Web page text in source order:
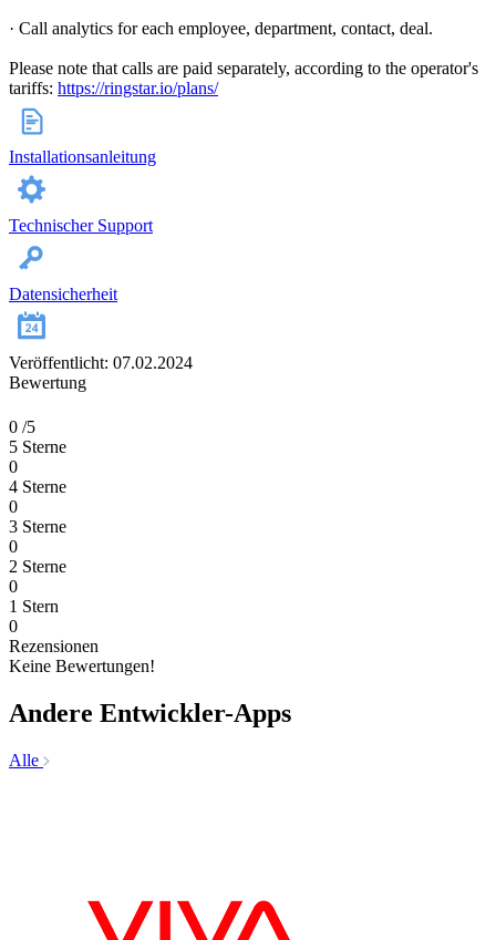
· Call analytics for each employee, department, contact, deal.
Please note that calls are paid separately, according to the operator's
tariffs: https://ringstar.io/plans/
Installationsanleitung
Technischer Support
Datensicherheit
Veröffentlicht: 07.02.2024
Bewertung
0 /5
5 Sterne
0
4 Sterne
0
3 Sterne
0
2 Sterne
0
1 Stern
0
Rezensionen
Keine Bewertungen!
Andere Entwickler-Apps
Alle